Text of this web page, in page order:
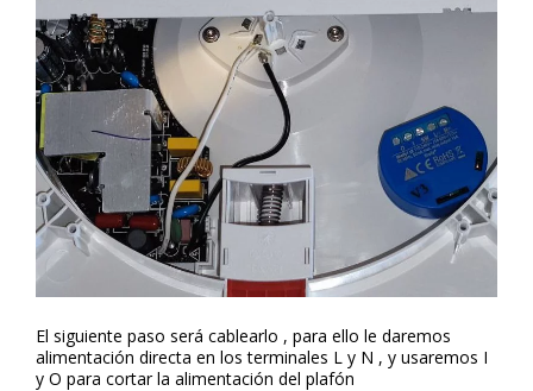
El siguiente paso será cablearlo , para ello le daremos
alimentación directa en los terminales L y N , y usaremos I
y O para cortar la alimentación del plafón